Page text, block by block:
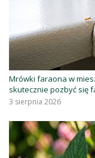
Mrówki faraona w
skutecznie pozbyć się
3 sierpnia 2026